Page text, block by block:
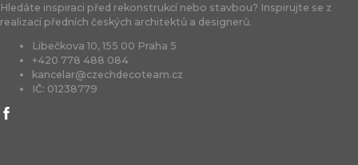
Hledáte inspiraci před rekonstrukcí nebo stavbou? Inspirujte se z
realizací předních českých architektů a designerů.
Libečkova 10, 155 00 Praha 5
+420 778 488 084
kancelar@czechdecoteam.cz
IČ: 01238779